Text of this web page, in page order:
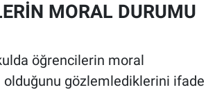
MORAL DURUMU
öğrencilerin moral
olduğunu gözlemlediklerini ifade